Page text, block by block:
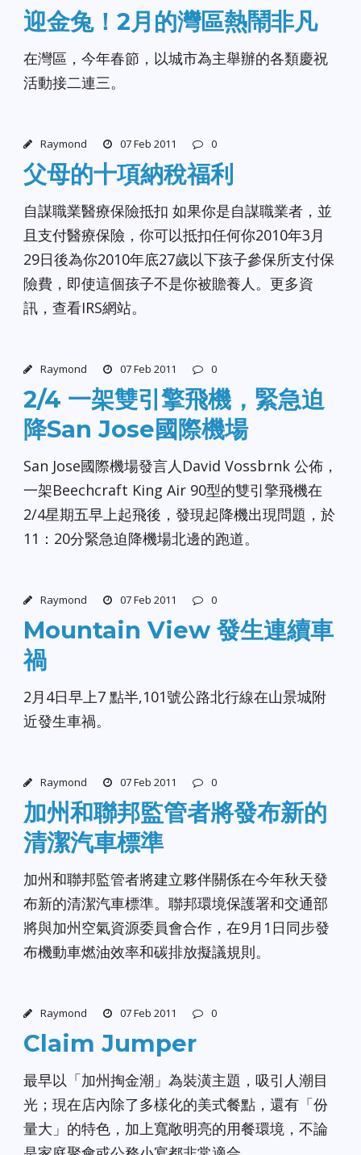
迎金兔！2月的灣區熱鬧非凡
在灣區，今年春節，以城市為主舉辦的各類慶祝
活動接二連三。
Raymond 07 Feb 2011 0
父母的十項納稅福利
自謀職業醫療保險抵扣 如果你是自謀職業者，並
且支付醫療保險，你可以抵扣任何你2010年3月
29日後為你2010年底27歲以下孩子參保所支付保
險費，即使這個孩子不是你被贍養人。更多資
訊，查看IRS網站。
Raymond 07 Feb 2011 0
2/4 一架雙引擎飛機，緊急迫
降San Jose國際機場
San Jose國際機場發言人David Vossbrnk 公佈，
一架Beechcraft King Air 90型的雙引擎飛機在
2/4星期五早上起飛後，發現起降機出現問題，於
11：20分緊急迫降機場北邊的跑道。
Raymond 07 Feb 2011 0
Mountain View 發生連續車
禍
2月4日早上7 點半,101號公路北行線在山景城附
近發生車禍。
Raymond 07 Feb 2011 0
加州和聯邦監管者將發布新的
清潔汽車標準
加州和聯邦監管者將建立夥伴關係在今年秋天發
布新的清潔汽車標準。聯邦環境保護署和交通部
將與加州空氣資源委員會合作，在9月1日同步發
布機動車燃油效率和碳排放擬議規則。
Raymond 07 Feb 2011 0
Claim Jumper
最早以「加州掏金潮」為裝潢主題，吸引人潮目
光；現在店內除了多樣化的美式餐點，還有「份
量大」的特色，加上寬敞明亮的用餐環境，不論